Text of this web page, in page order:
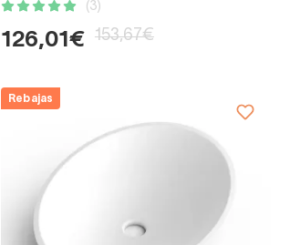
(3)
126,01€ 153,67€
Rebajas